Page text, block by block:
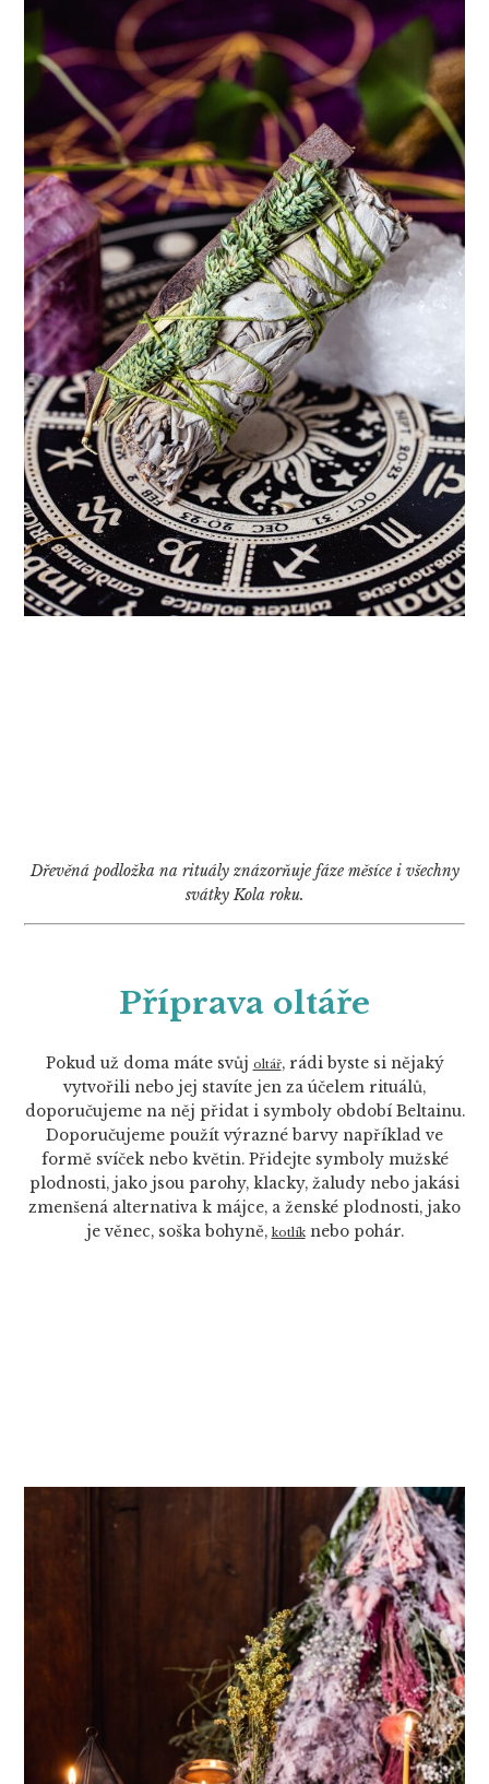
Dřevěná podložka na rituály znázorňuje fáze měsíce i všechny
svátky Kola roku.
Příprava oltáře
Pokud už doma máte svůj oltář, rádi byste si nějaký
vytvořili nebo jej stavíte jen za účelem rituálů,
doporučujeme na něj přidat i symboly období Beltainu.
Doporučujeme použít výrazné barvy například ve
formě svíček nebo květin. Přidejte symboly mužské
plodnosti, jako jsou parohy, klacky, žaludy nebo jakási
zmenšená alternativa k májce, a ženské plodnosti, jako
je věnec, soška bohyně, kotlíknebo pohár.